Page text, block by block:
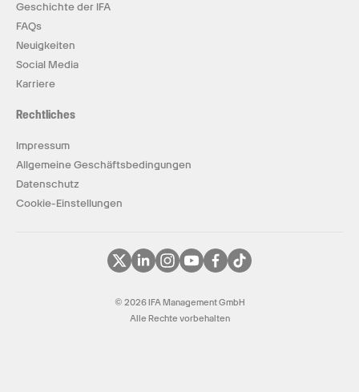
Geschichte der IFA
FAQs
Neuigkeiten
Social Media
Karriere
Rechtliches
Impressum
Allgemeine Geschäftsbedingungen
Datenschutz
Cookie-Einstellungen
© 2026 IFA Management GmbH
Alle Rechte vorbehalten